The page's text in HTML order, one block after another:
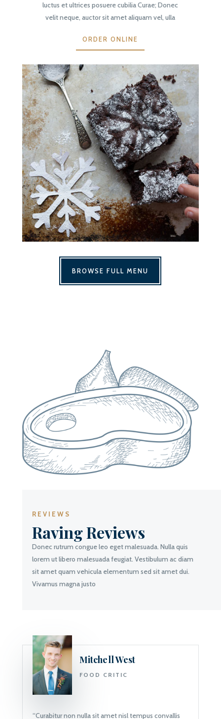
luctus et ultrices posuere cubilia Curae; Donec
velit neque, auctor sit amet aliquam vel, ulla
ORDER ONLINE
BROWSE FULL MENU
REVIEWS
Raving Reviews
Donec rutrum congue leo eget malesuada. Nulla quis
lorem ut libero malesuada feugiat. Vestibulum ac diam
sit amet quam vehicula elementum sed sit amet dui.
Vivamus magna justo
Mitchell West
FOOD CRITIC
“Curabitur non nulla sit amet nisl tempus convallis